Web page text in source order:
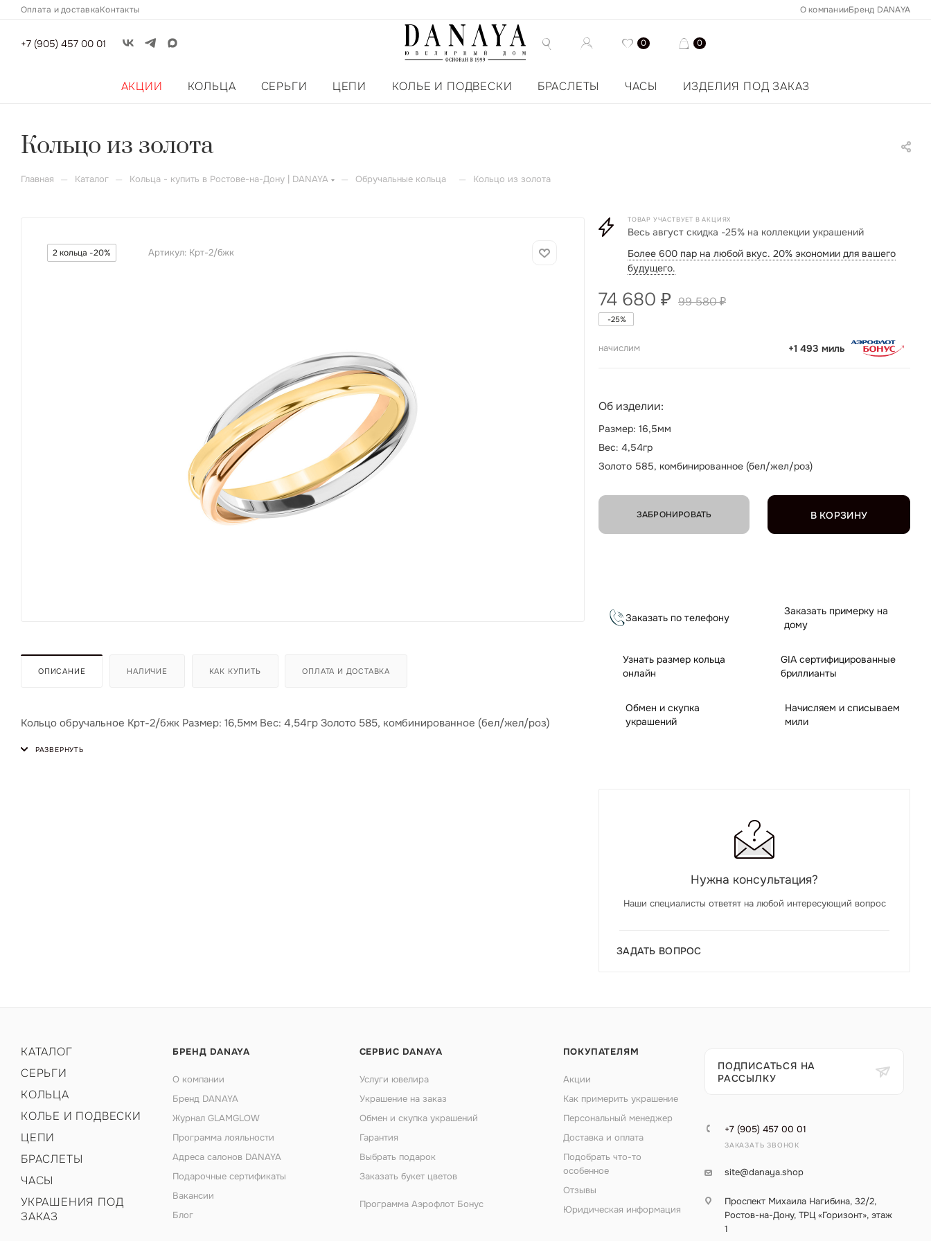
Оплата и доставкаКонтакты О компанииБренд DANAYA
+7 (905) 457 00 01 0 0
АКЦИИ КОЛЬЦА СЕРЬГИ ЦЕПИ КОЛЬЕ И ПОДВЕСКИ БРАСЛЕТЫ ЧАСЫ ИЗДЕЛИЯ ПОД ЗАКАЗ
Кольцо из золота
Главная — Каталог — Кольца - купить в Ростове-на-Дону | DANAYA — Обручальные кольца — Кольцо из золота
2 кольца -20% Артикул: Крт-2/бжк
ОПИСАНИЕ НАЛИЧИЕ КАК КУПИТЬ ОПЛАТА И ДОСТАВКА
Кольцо обручальное Крт-2/бжк Размер: 16,5мм Вес: 4,54гр Золото 585, комбинированное (бел/жел/роз)
ТОВАР УЧАСТВУЕТ В АКЦИЯХ
Весь август скидка -25% на коллекции украшений
Более 600 пар на любой вкус. 20% экономии для вашего
будущего.
74 680 ₽ 99 580₽
-25%
начислим +1 493 миль
В КОРЗИНУ
Об изделии:
Размер: 16,5мм
Вес: 4,54гр
Золото 585, комбинированное (бел/жел/роз)
ЗАБРОНИРОВАТЬ
Заказать по телефону
Заказать примерку на
дому
Узнать размер кольца
онлайн
GIA сертифицированные
бриллианты
Обмен и скупка
украшений
Начисляем и списываем
мили
Нужна консультация?
Наши специалисты ответят на любой интересующий вопрос
ЗАДАТЬ ВОПРОС
КАТАЛОГ
СЕРЬГИ
КОЛЬЦА
КОЛЬЕ И ПОДВЕСКИ
ЦЕПИ
БРАСЛЕТЫ
ЧАСЫ
УКРАШЕНИЯ ПОД
ЗАКАЗ
БРЕНД DANAYA
О компании
Бренд DANAYA
Журнал GLAMGLOW
Программа лояльности
Адреса салонов DANAYA
Подарочные сертификаты
Вакансии
Блог
СЕРВИС DANAYA
Услуги ювелира
Украшение на заказ
Обмен и скупка украшений
Гарантия
Выбрать подарок
Заказать букет цветов
Программа Аэрофлот Бонус
ПОКУПАТЕЛЯМ
Акции
Как примерить украшение
Персональный менеджер
Доставка и оплата
Подобрать что-то
особенное
Отзывы
Юридическая информация
ПОДПИСАТЬСЯ НА
РАССЫЛКУ
+7 (905) 457 00 01
ЗАКАЗАТЬ ЗВОНОК
site@danaya.shop
Проспект Михаила Нагибина, 32/2,
Ростов-на-Дону, ТРЦ «Горизонт», этаж
1